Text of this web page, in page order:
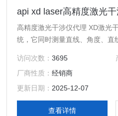
api xd laser高精度激光
高精度激光干涉仪代理 XD激光
统，它同时测量直线、角度、直
能力
访问次数：3695
厂商性质：经销商
更新日期： 2025-12-07
查看详情